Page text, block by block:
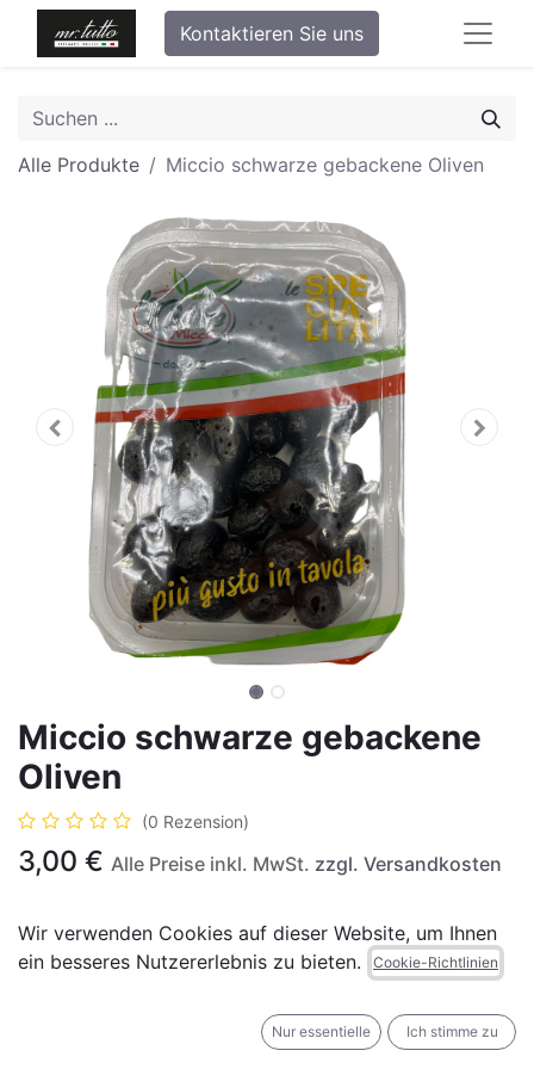
Kontaktieren Sie uns
Alle Produkte Miccio schwarze gebackene Oliven
Miccio schwarze gebackene
Oliven
(0 Rezension)
3,00 € Alle Preise inkl. MwSt. zzgl. Versandkosten
Nicht vorrätig
Erhalten Sie eine Benachrichtigung, wenn wieder
Wir verwenden Cookies auf dieser Website, um Ihnen
ein besseres Nutzererlebnis zu bieten.
Cookie-Richtlinien
Nur essentielle Ich stimme zu